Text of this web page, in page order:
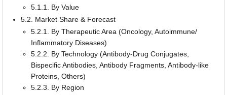
5.1.1. By Value
5.2. Market Share & Forecast
5.2.1. By Therapeutic Area (Oncology, Autoimmune/
Inflammatory Diseases)
5.2.2. By Technology (Antibody-Drug Conjugates,
Bispecific Antibodies, Antibody Fragments, Antibody-like
Proteins, Others)
5.2.3. By Region